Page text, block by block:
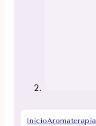
InicioAromaterapia